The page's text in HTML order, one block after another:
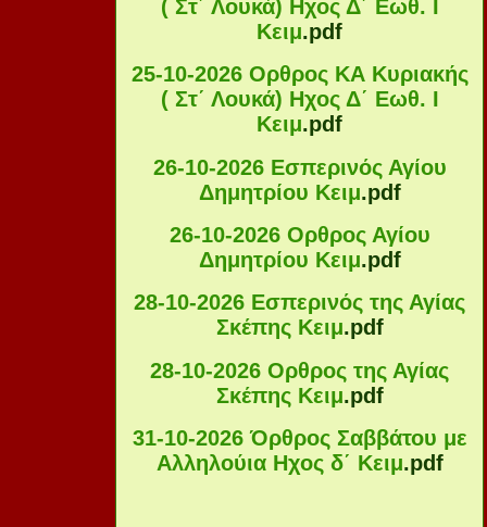
( Στ΄ Λουκά) Ηχος Δ΄ Εωθ. Ι
Κειμ.pdf
25-10-2026 Ορθρος ΚΑ Κυριακής
( Στ΄ Λουκά) Ηχος Δ΄ Εωθ. Ι
Κειμ.pdf
26-10-2026 Εσπερινός Αγίου
Δημητρίου Κειμ.pdf
26-10-2026 Ορθρος Αγίου
Δημητρίου Κειμ.pdf
28-10-2026 Εσπερινός της Αγίας
Σκέπης Κειμ.pdf
28-10-2026 Ορθρος της Αγίας
Σκέπης Κειμ.pdf
31-10-2026 Όρθρος Σαββάτου με
Αλληλούια Ηχος δ΄ Κειμ.pdf